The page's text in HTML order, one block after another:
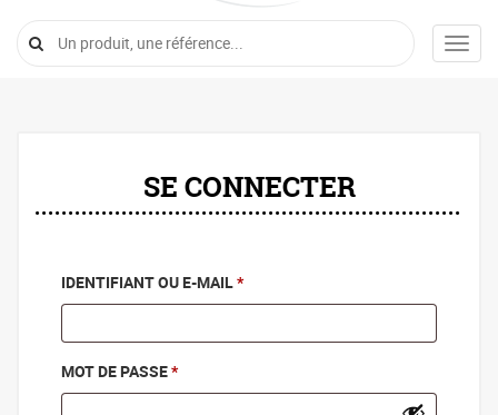
COMPTE
Me
Vide
Menu
SE CONNECTER
IDENTIFIANT OU E-MAIL*OBLIGATOIRE
MOT DE PASSE*OBLIGATOIRE